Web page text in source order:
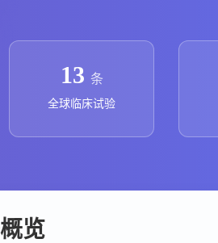
上市医药企业年报
临床进展
13 条
全球临床试验
览